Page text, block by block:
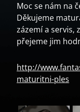
Moc se nám na
Děkujeme
zázemí a servis,
přejeme jim
http://
maturitni-ples